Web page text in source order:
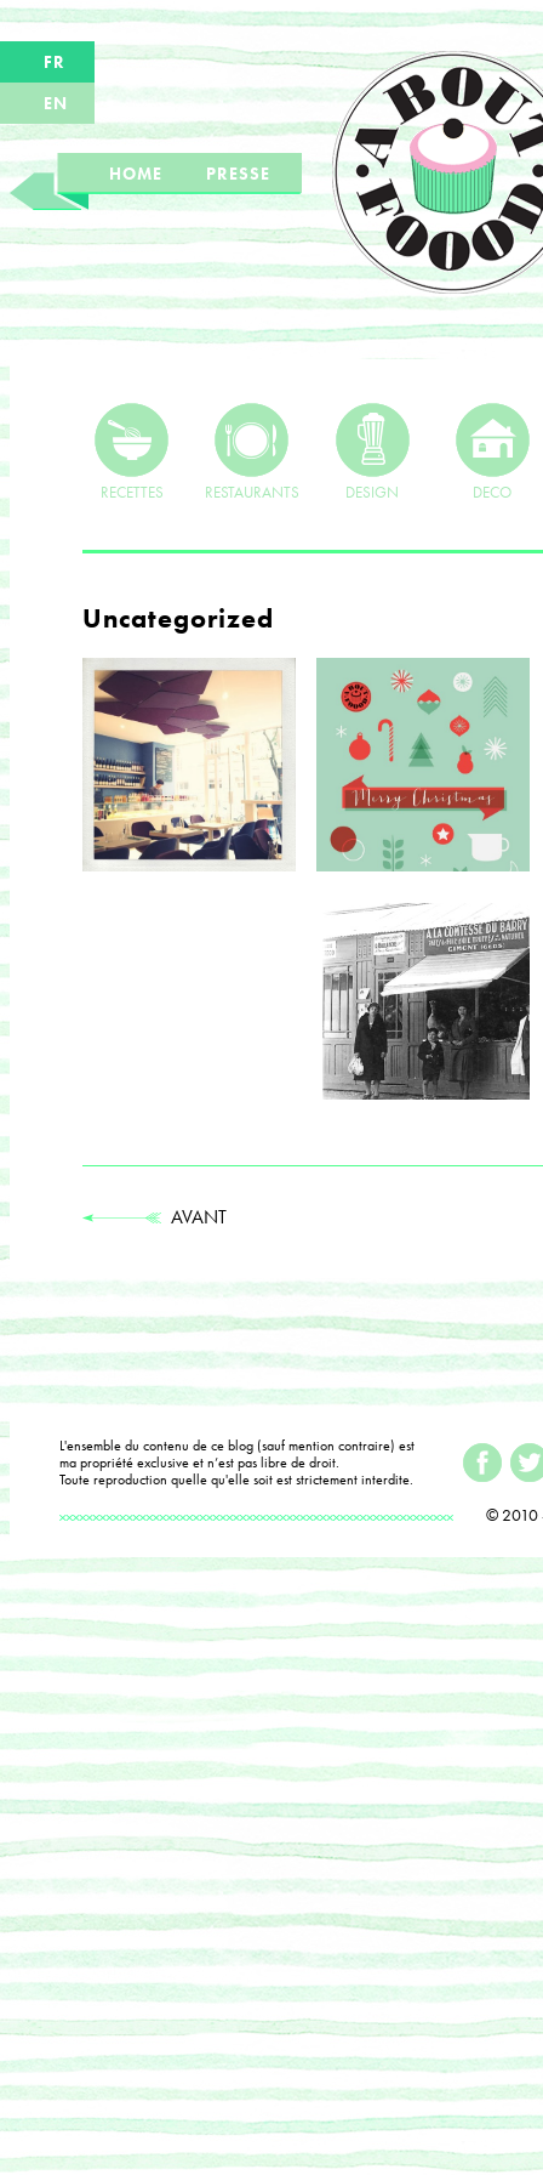
FR
EN
HOME PRESSE
RECETTES RESTAURANTS DESIGN DECO
Uncategorized
AVANT
L'ensemble du contenu de ce blog (sauf mention contraire) est
ma propriété exclusive et n’est pas libre de droit.
Toute reproduction quelle qu'elle soit est strictement interdite.
© 2010